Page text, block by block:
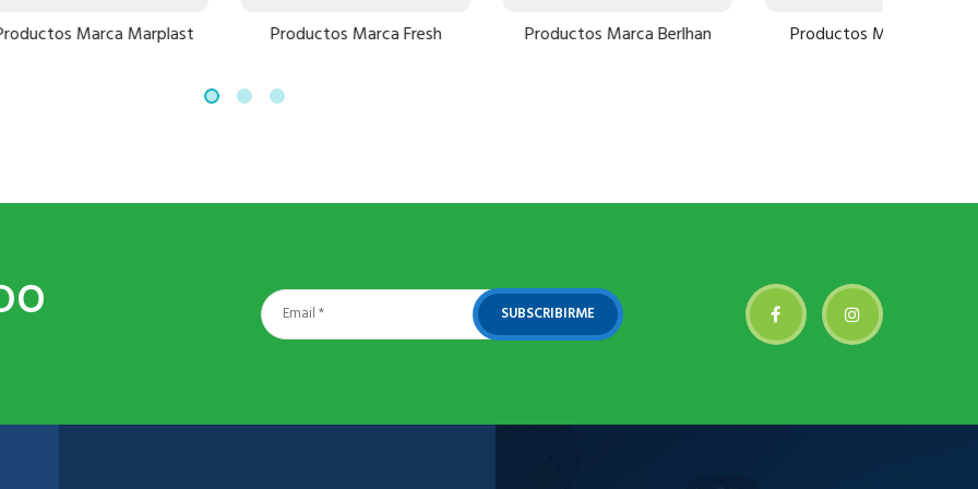
Marplast Productos Marca Fresh Productos Marca Berlhan Productos Marca Unibol
SUBSCRIBIRME